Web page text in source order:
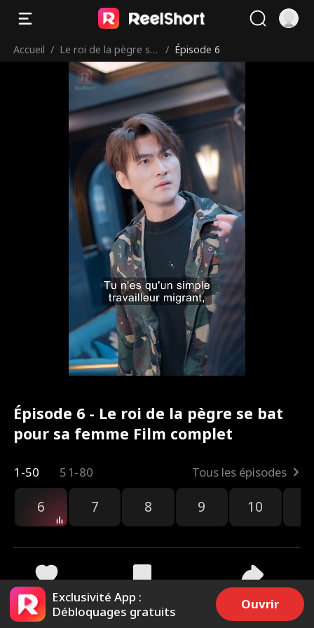
Accueil / Le roi de la pègre se
bat pour sa femme
/ Épisode 6
Épisode 6 - Le roi de la pègre se bat
pour sa femme Film complet
1-50 51-80 Tous les épisodes
6 7 8 9 10
1.3k 3.1k Partager
Exclusivité App :
Débloquages gratuits
Ouvrir